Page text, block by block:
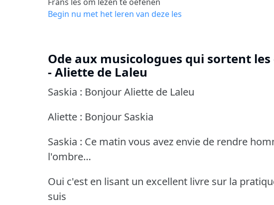
Begin nu met het leren van deze les
Ode aux musicologues qui sortent
- Aliette de Laleu
Saskia : Bonjour Aliette de Laleu
Aliette : Bonjour Saskia
Saskia : Ce matin vous avez envie de rendre
l'ombre…
Oui c'est en lisant un excellent livre sur la
suis